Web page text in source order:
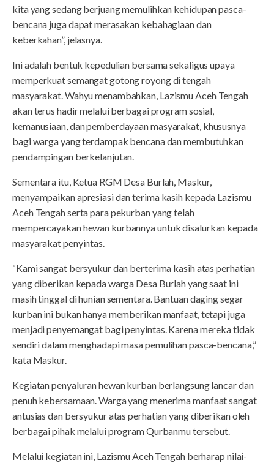
kita yang sedang berjuang memulihkan kehidupan pasca-
bencana juga dapat merasakan kebahagiaan dan
keberkahan”, jelasnya.
Ini adalah bentuk kepedulian bersama sekaligus upaya
memperkuat semangat gotong royong di tengah
masyarakat. Wahyu menambahkan, Lazismu Aceh Tengah
akan terus hadir melalui berbagai program sosial,
kemanusiaan, dan pemberdayaan masyarakat, khususnya
bagi warga yang terdampak bencana dan membutuhkan
pendampingan berkelanjutan.
Sementara itu, Ketua RGM Desa Burlah, Maskur,
menyampaikan apresiasi dan terima kasih kepada Lazismu
Aceh Tengah serta para pekurban yang telah
mempercayakan hewan kurbannya untuk disalurkan kepada
masyarakat penyintas.
“Kami sangat bersyukur dan berterima kasih atas perhatian
yang diberikan kepada warga Desa Burlah yang saat ini
masih tinggal di hunian sementara. Bantuan daging segar
kurban ini bukan hanya memberikan manfaat, tetapi juga
menjadi penyemangat bagi penyintas. Karena mereka tidak
sendiri dalam menghadapi masa pemulihan pasca-bencana,”
kata Maskur.
Kegiatan penyaluran hewan kurban berlangsung lancar dan
penuh kebersamaan. Warga yang menerima manfaat sangat
antusias dan bersyukur atas perhatian yang diberikan oleh
berbagai pihak melalui program Qurbanmu tersebut.
Melalui kegiatan ini, Lazismu Aceh Tengah berharap nilai-